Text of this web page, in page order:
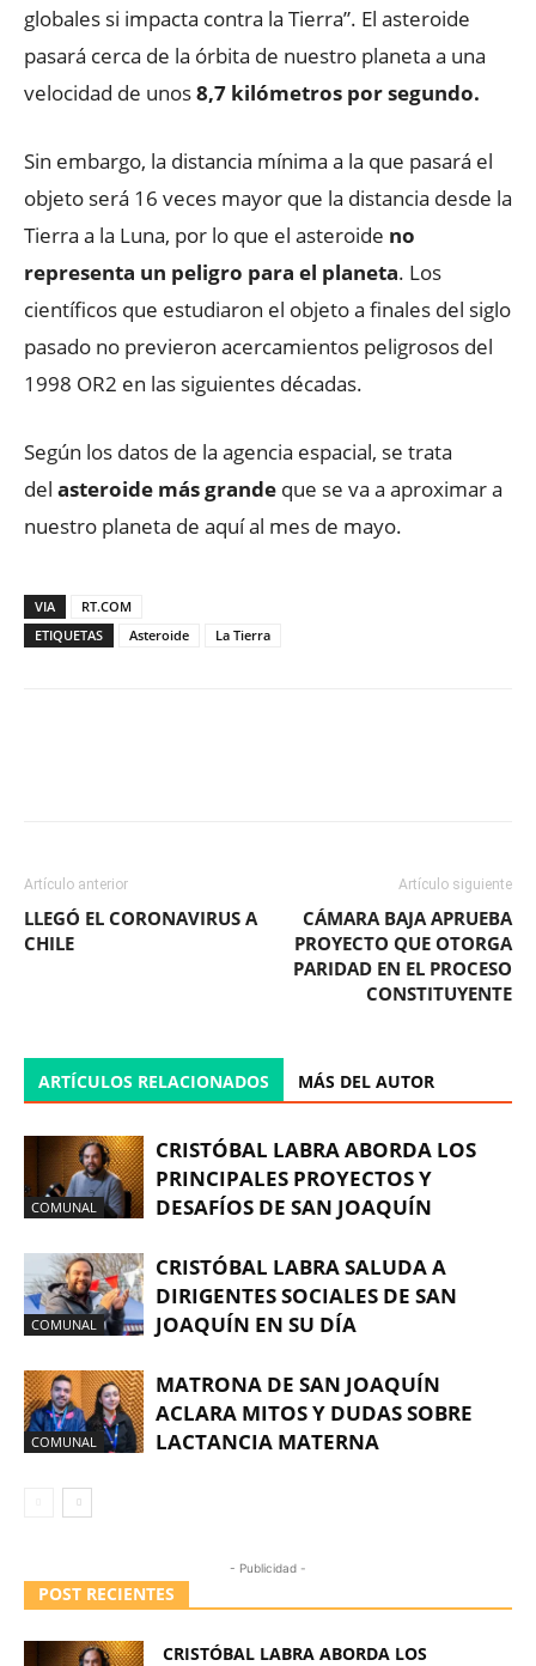
globales si impacta contra la Tierra”. El asteroide
pasará cerca de la órbita de nuestro planeta a una
velocidad de unos8,7 kilómetros por segundo.
Sin embargo, la distancia mínima a la que pasará el
objeto será 16 veces mayor que la distancia desde la
Tierra a la Luna, por lo que el asteroide no
representa un peligro para el planeta. Los
científicos que estudiaron el objeto a finales del siglo
pasado no previeron acercamientos peligrosos del
1998 OR2 en las siguientes décadas.
Según los datos de la agencia espacial, se trata
del asteroide más grande que se va a aproximar a
nuestro planeta de aquí al mes de mayo.
VIA
RT.COM
ETIQUETAS
Asteroide La Tierra
Artículo anterior
LLEGÓ EL CORONAVIRUS A
CHILE
Artículo siguiente
CÁMARA BAJA APRUEBA
PROYECTO QUE OTORGA
PARIDAD EN EL PROCESO
CONSTITUYENTE
ARTÍCULOS RELACIONADOS MÁS DEL AUTOR
COMUNAL
CRISTÓBAL LABRA ABORDA LOS
PRINCIPALES PROYECTOS Y
DESAFÍOS DE SAN JOAQUÍN
COMUNAL
CRISTÓBAL LABRA SALUDA A
DIRIGENTES SOCIALES DE SAN
JOAQUÍN EN SU DÍA
COMUNAL
MATRONA DE SAN JOAQUÍN
ACLARA MITOS Y DUDAS SOBRE
LACTANCIA MATERNA
- Publicidad -
POST RECIENTES
CRISTÓBAL LABRA ABORDA LOS